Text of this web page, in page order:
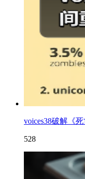
voices38破解《
528